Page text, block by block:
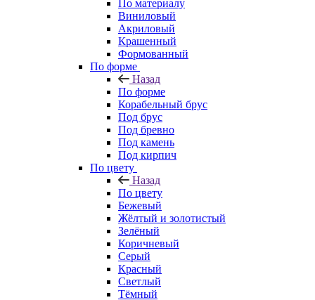
По материалу
Виниловый
Акриловый
Крашенный
Формованный
По форме
Назад
По форме
Корабельный брус
Под брус
Под бревно
Под камень
Под кирпич
По цвету
Назад
По цвету
Бежевый
Жёлтый и золотистый
Зелёный
Коричневый
Серый
Красный
Светлый
Тёмный